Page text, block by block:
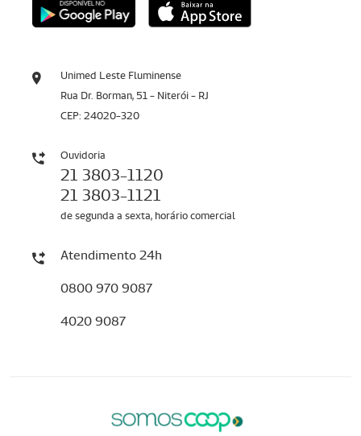
Unimed Leste Fluminense
Rua Dr. Borman, 51 - Niterói - RJ
CEP: 24020-320
Ouvidoria
21 3803-1120
21 3803-1121
de segunda a sexta, horário comercial
Atendimento 24h
0800 970 9087
4020 9087